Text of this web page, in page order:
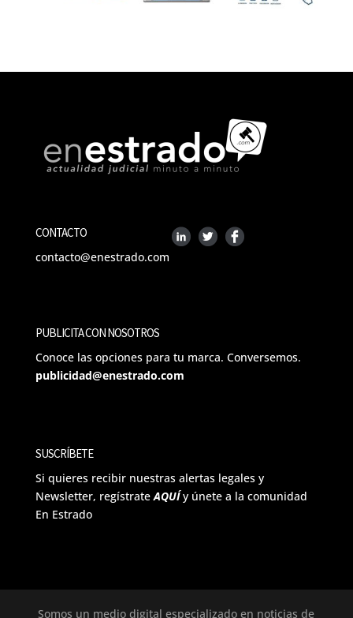
CONTACTO
contacto@enestrado.com
PUBLICITA CON NOSOTROS
Conoce las opciones para tu marca. Conversemos.
publicidad@enestrado.com
SUSCRÍBETE
Si quieres recibir nuestras alertas legales y
Newsletter, regístrateAQUÍ y únete a la comunidad
En Estrado
Somos un medio digital especializado en noticias de